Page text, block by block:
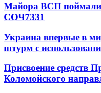
Майора ВСП
СОЧ7331
Украина впервые в
штурм с
Присвоение средств
Коломойского